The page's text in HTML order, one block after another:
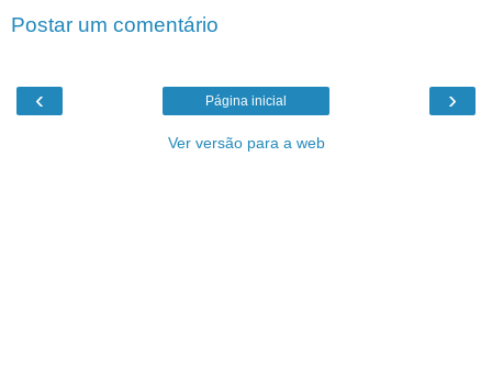
Postar um comentário
‹ ›
Página inicial
Ver versão para a web